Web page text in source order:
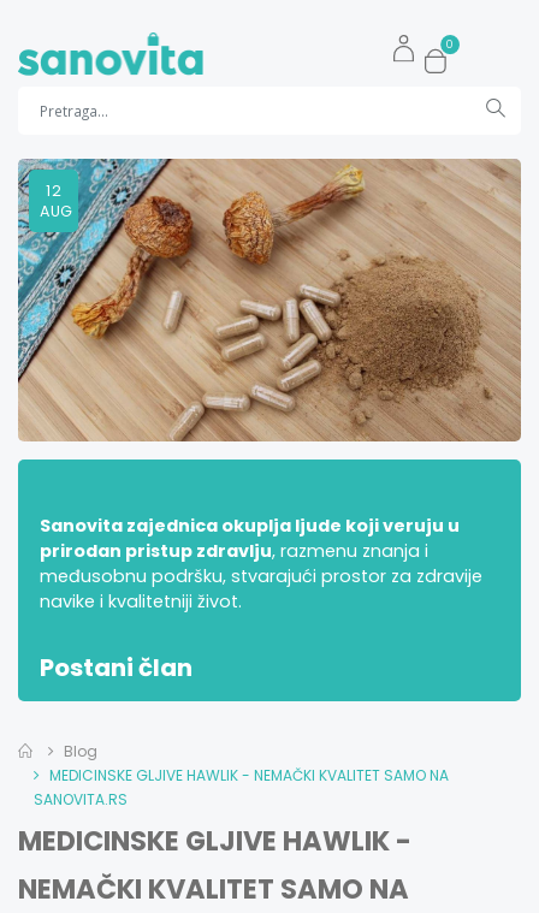
0
12
AUG
Sanovita zajednica okuplja ljude koji veruju u
prirodan pristup zdravlju, razmenu znanja i
međusobnu podršku, stvarajući prostor za zdravije
navike i kvalitetniji život.
Postani član
Blog
MEDICINSKE GLJIVE HAWLIK - NEMAČKI KVALITET SAMO NA
SANOVITA.RS
MEDICINSKE GLJIVE HAWLIK -
NEMAČKI KVALITET SAMO NA